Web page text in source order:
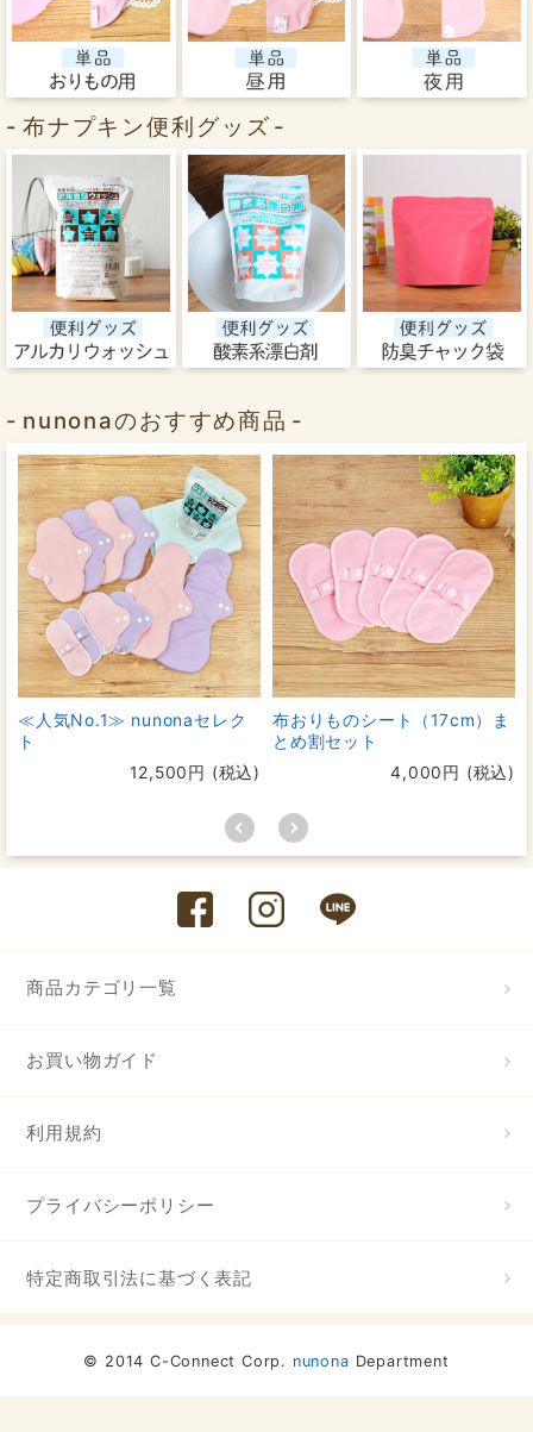
布ナプキン便利グッズ
nunonaのおすすめ商品
≪人気No.1≫ nunonaセレク
ト
12,500円 (税込)
布おりものシート（17cm）ま
とめ割セット
4,000円 (税込)
商品カテゴリ一覧
お買い物ガイド
利用規約
プライバシーポリシー
特定商取引法に基づく表記
© 2014 C-Connect Corp. nunona Department